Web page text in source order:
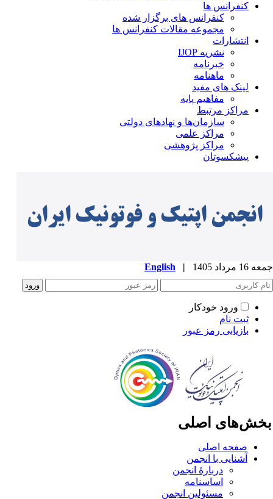
کنفرانس ها
کنفرانس های برگزار شده
مجموعه مقالات کنفرانس ها
انتشارات
نشریه IJOP
خبرنامه
ماهنامه
لینک های مفید
مفاهیم پایه
مراکز مرتبط
سازمان‌ها و نهادهای دولتی
مراکز علمی
مراکز پژوهشی
پیشکسوتان
مرداد 1405 |
English
ورود خودکار
ثبت نام
بازیابی رمز عبور
اصلی
صفحه اصلی
آشنایی با انجمن
دربارۀ انجمن
اساسنامه
مسئولین انجمن